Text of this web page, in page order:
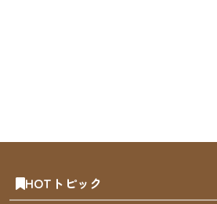
HOTトピック